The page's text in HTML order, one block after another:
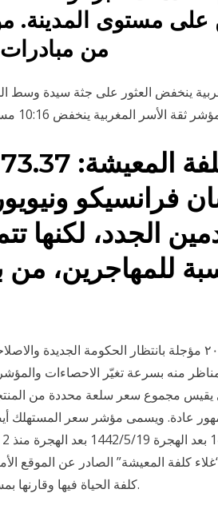
على مستوى
من مبادرات
ينخفض العثور على جثة سيدة وسط
ينخفض 10:16 مستوى المعيشة هبط والبطالة كترات.. مؤشر
فرانسيكو
الجدد،
للمهاجرين، من
موازنة لبنان ٢٠٢١ مؤجلة بانتظار الحكومة
كلفة الحياة فيها وقارنها بمستوى المعيشة في مدينة نيويورك الأمريكية.